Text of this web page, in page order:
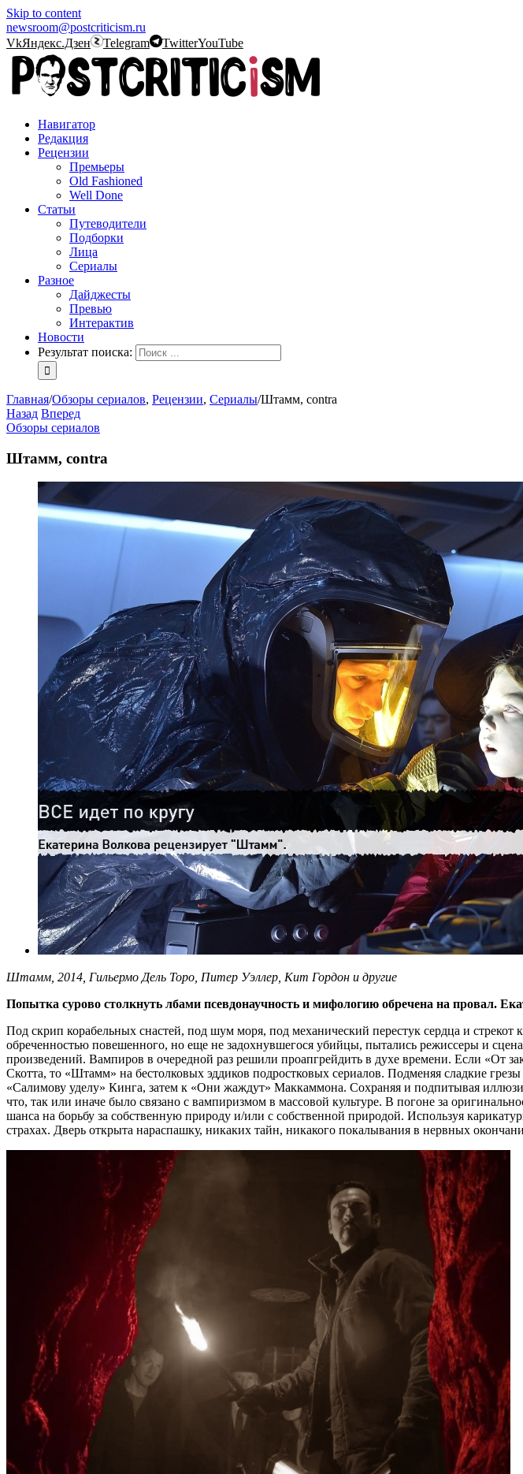
Skip to content
newsroom@postcriticism.ru
VkЯндекс.Дзен Telegram TwitterYouTube
Навигатор
Редакция
Рецензии
Премьеры
Old Fashioned
Well Done
Статьи
Путеводители
Подборки
Лица
Сериалы
Разное
Дайджесты
Превью
Интерактив
Новости
Результат поиска:
Главная/Обзоры сериалов, Рецензии, Сериалы/Штамм, contra
Назад Вперед
Обзоры сериалов
Штамм, contra
Штамм, 2014, Гильермо Дель Торо, Питер Уэллер, Кит Гордон и другие
Попытка сурово столкнуть лбами псевдонаучность и мифологию обречена на провал.
Под скрип корабельных снастей, под шум моря, под механический перестук сердца и
обреченностью повешенного, но еще не задохнувшегося убийцы, пытались режиссеры и
произведений. Вампиров в очередной раз решили проапгрейдить в духе времени. Если «От
Скотта, то «Штамм» на бестолковых эддиков подростковых сериалов. Подменяя сладкие
«Салимову уделу» Кинга, затем к «Они жаждут» Маккаммона. Сохраняя и подпитывая
что, так или иначе было связано с вампиризмом в массовой культуре. В погоне за
шанса на борьбу за собственную природу и/или с собственной природой. Используя
страхах. Дверь открыта нараспашку, никаких тайн, никакого покалывания в нервных